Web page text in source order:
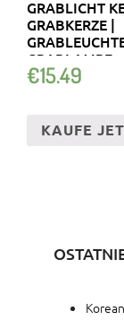
GRABLICHT
GRABKERZE |
GRABLAMPE
€15.49
KAUFE